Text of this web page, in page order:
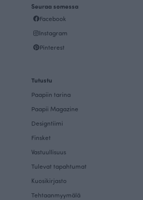
Seuraa somessa
Facebook
Instagram
Pinterest
Tutustu
Paapiin tarina
Paapii Magazine
Designtiimi
Finsket
Vastuullisuus
Tulevat tapahtumat
Kuosikirjasto
Tehtaanmyymälä